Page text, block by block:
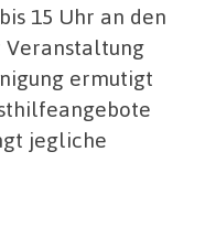
15 Uhr an den
ermutigt
jegliche